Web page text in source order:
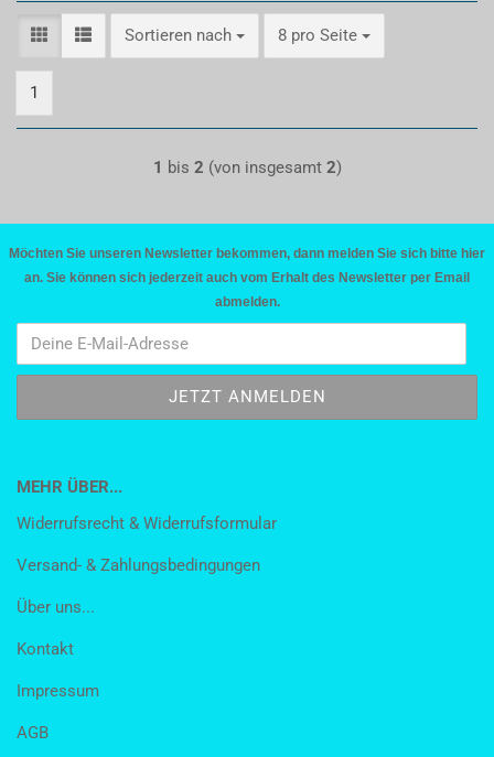
Sortieren nach
Sortieren nach 8 pro Seite
pro Seite
1
1 bis 2 (von insgesamt 2)
Möchten Sie unseren Newsletter bekommen, dann melden Sie sich bitte hier
an. Sie können sich jederzeit auch vom Erhalt des Newsletter per Email
abmelden.
MEHR ÜBER...
Widerrufsrecht & Widerrufsformular
Versand- & Zahlungsbedingungen
Über uns...
Kontakt
Impressum
AGB